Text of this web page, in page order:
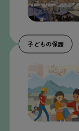
子どもの保護